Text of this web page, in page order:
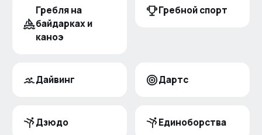
Гребля на
байдарках и
каноэ
Гребной спорт
Дайвинг Дартс
Дзюдо Единоборства